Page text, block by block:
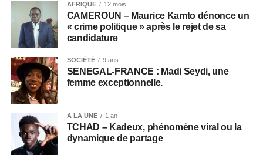
AFRIQUE 12 mois .
CAMEROUN – Maurice Kamto dénonce un
« crime politique » après le rejet de sa
candidature
SOCIÉTÉ 9 ans .
SENEGAL-FRANCE : Madi Seydi, une
femme exceptionnelle.
A LA UNE 1 an .
TCHAD – Kadeux, phénomène viral ou la
dynamique de partage